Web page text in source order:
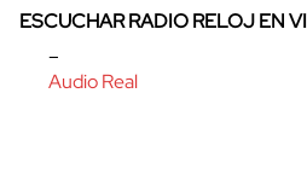
ESCUCHAR RADIO RELOJ EN
–
Audio Real